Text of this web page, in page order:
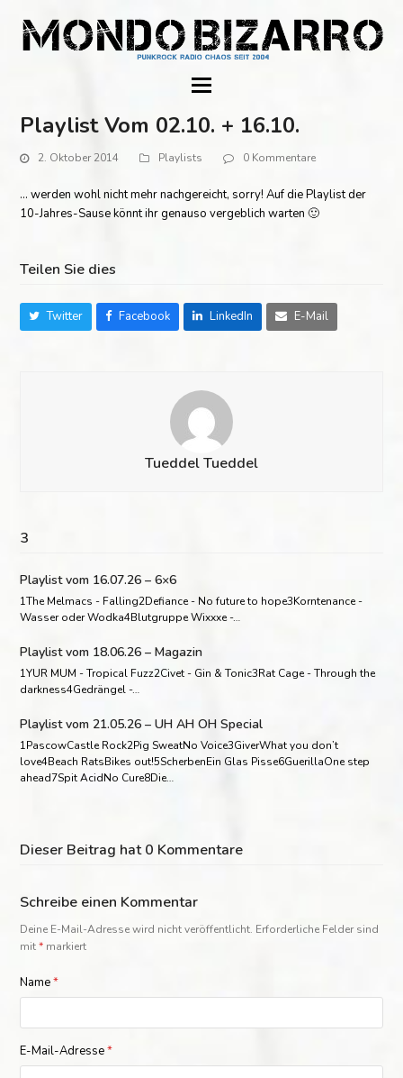
Playlist Vom 02.10. + 16.10.
2. Oktober 2014 Playlists 0 Kommentare
… werden wohl nicht mehr nachgereicht, sorry! Auf die Playlist der
10-Jahres-Sause könnt ihr genauso vergeblich warten 🙂
Teilen Sie dies
Twitter Facebook LinkedIn E-Mail
Tueddel Tueddel
3
Playlist vom 16.07.26 – 6×6
1The Melmacs - Falling2Defiance - No future to hope3Korntenance -
Wasser oder Wodka4Blutgruppe Wixxxe -…
Playlist vom 18.06.26 – Magazin
1YUR MUM - Tropical Fuzz2Civet - Gin & Tonic3Rat Cage - Through the
darkness4Gedrängel -…
Playlist vom 21.05.26 – UH AH OH Special
1PascowCastle Rock2Pig SweatNo Voice3GiverWhat you don’t
love4Beach RatsBikes out!5ScherbenEin Glas Pisse6GuerillaOne step
ahead7Spit AcidNo Cure8Die…
Dieser Beitrag hat 0 Kommentare
Schreibe einen Kommentar
Deine E-Mail-Adresse wird nicht veröffentlicht. Erforderliche Felder sind
mit* markiert
Name*
E-Mail-Adresse*